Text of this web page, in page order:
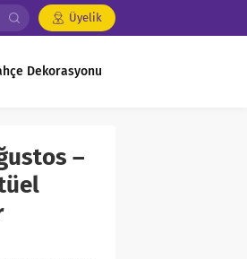
Üyelik
Dekorasyonu
–